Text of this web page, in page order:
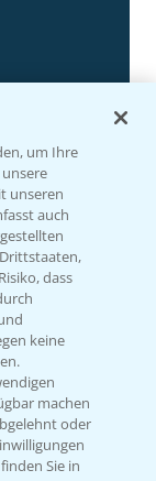
4:50
5:54
um Ihre
unseren
auch
dass
keine
machen
oder
Sie in